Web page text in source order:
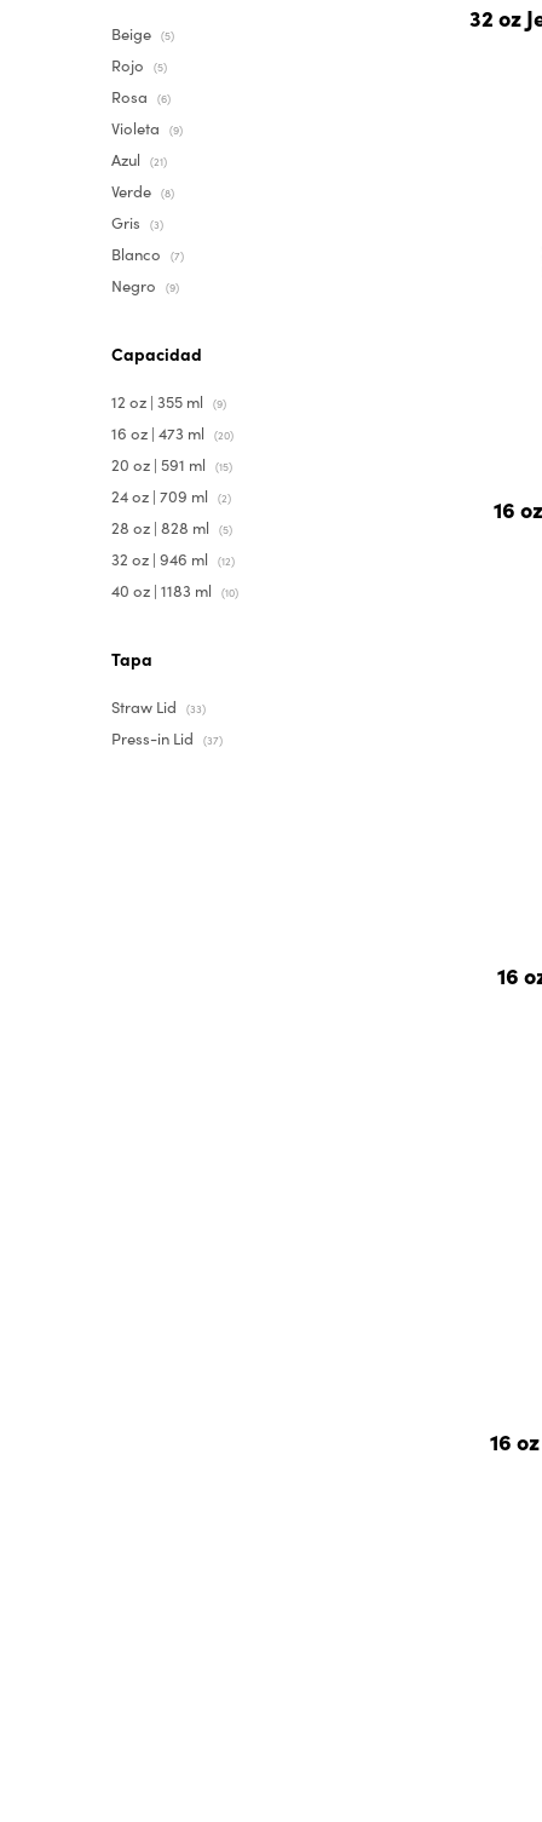
32 oz
16
16
16
Beige (5)
Rojo (5)
Rosa (6)
Violeta (9)
Azul (21)
Verde (8)
Gris (3)
Blanco (7)
Negro (9)
Capacidad
12 oz | 355 ml (9)
16 oz | 473 ml (20)
20 oz | 591 ml (15)
24 oz | 709 ml (2)
28 oz | 828 ml (5)
32 oz | 946 ml (12)
40 oz | 1183 ml (10)
Tapa
Straw Lid (33)
Press-in Lid (37)